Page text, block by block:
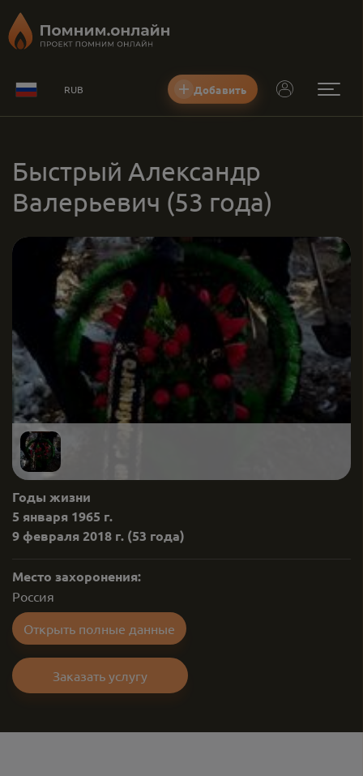
RUB Добавить
Быстрый Александр
Валерьевич (53 года)
Годы жизни
5 января 1965 г.
9 февраля 2018 г. (53 года)
Место захоронения:
Россия
Открыть полные данные
Заказать услугу